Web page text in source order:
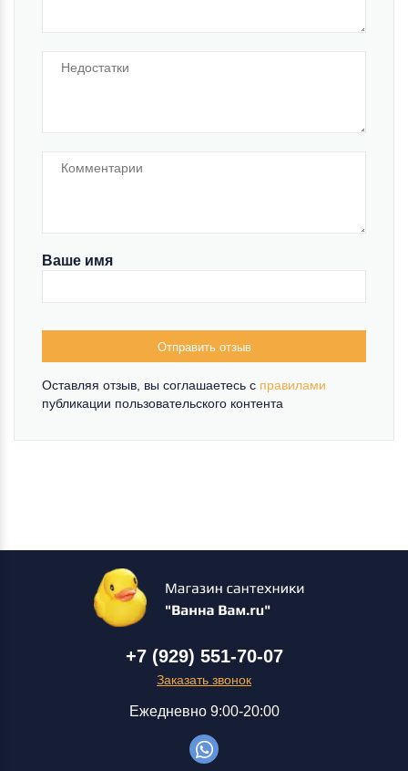
Ваше имя
Отправить отзыв
Оставляя отзыв, вы соглашаетесь c правилами
публикации пользовательского контента
+7 (929) 551-70-07
Заказать звонок
Ежедневно 9:00-20:00